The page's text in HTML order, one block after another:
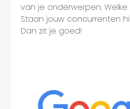
van je onderwerpen.
Staan jouw concurrenten
Dan zit je goed!